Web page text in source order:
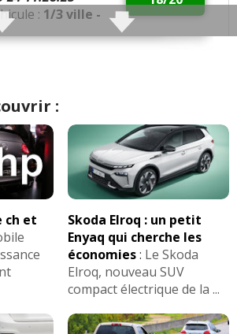
: 1/3 ville -
signaler. Plusieurs mode de
d'assistance de conduite. Très
(planché plat une fois la
de sièges pliées).
avec résonnance quand on
mode sport. Entretien coûteux.
moyenne :7.9 litres
:aucun
:
ch et
Skoda Elroq : un petit
Enyaq qui cherche les
économies: Le Skoda
Elroq, nouveau SUV
compact électrique de la ...